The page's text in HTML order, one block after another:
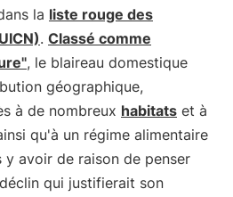
la liste rouge des
. Classé comme
, le blaireau domestique
géographique,
à de nombreux habitats et à
qu'à un régime alimentaire
y avoir de raison de penser
qui justifierait son